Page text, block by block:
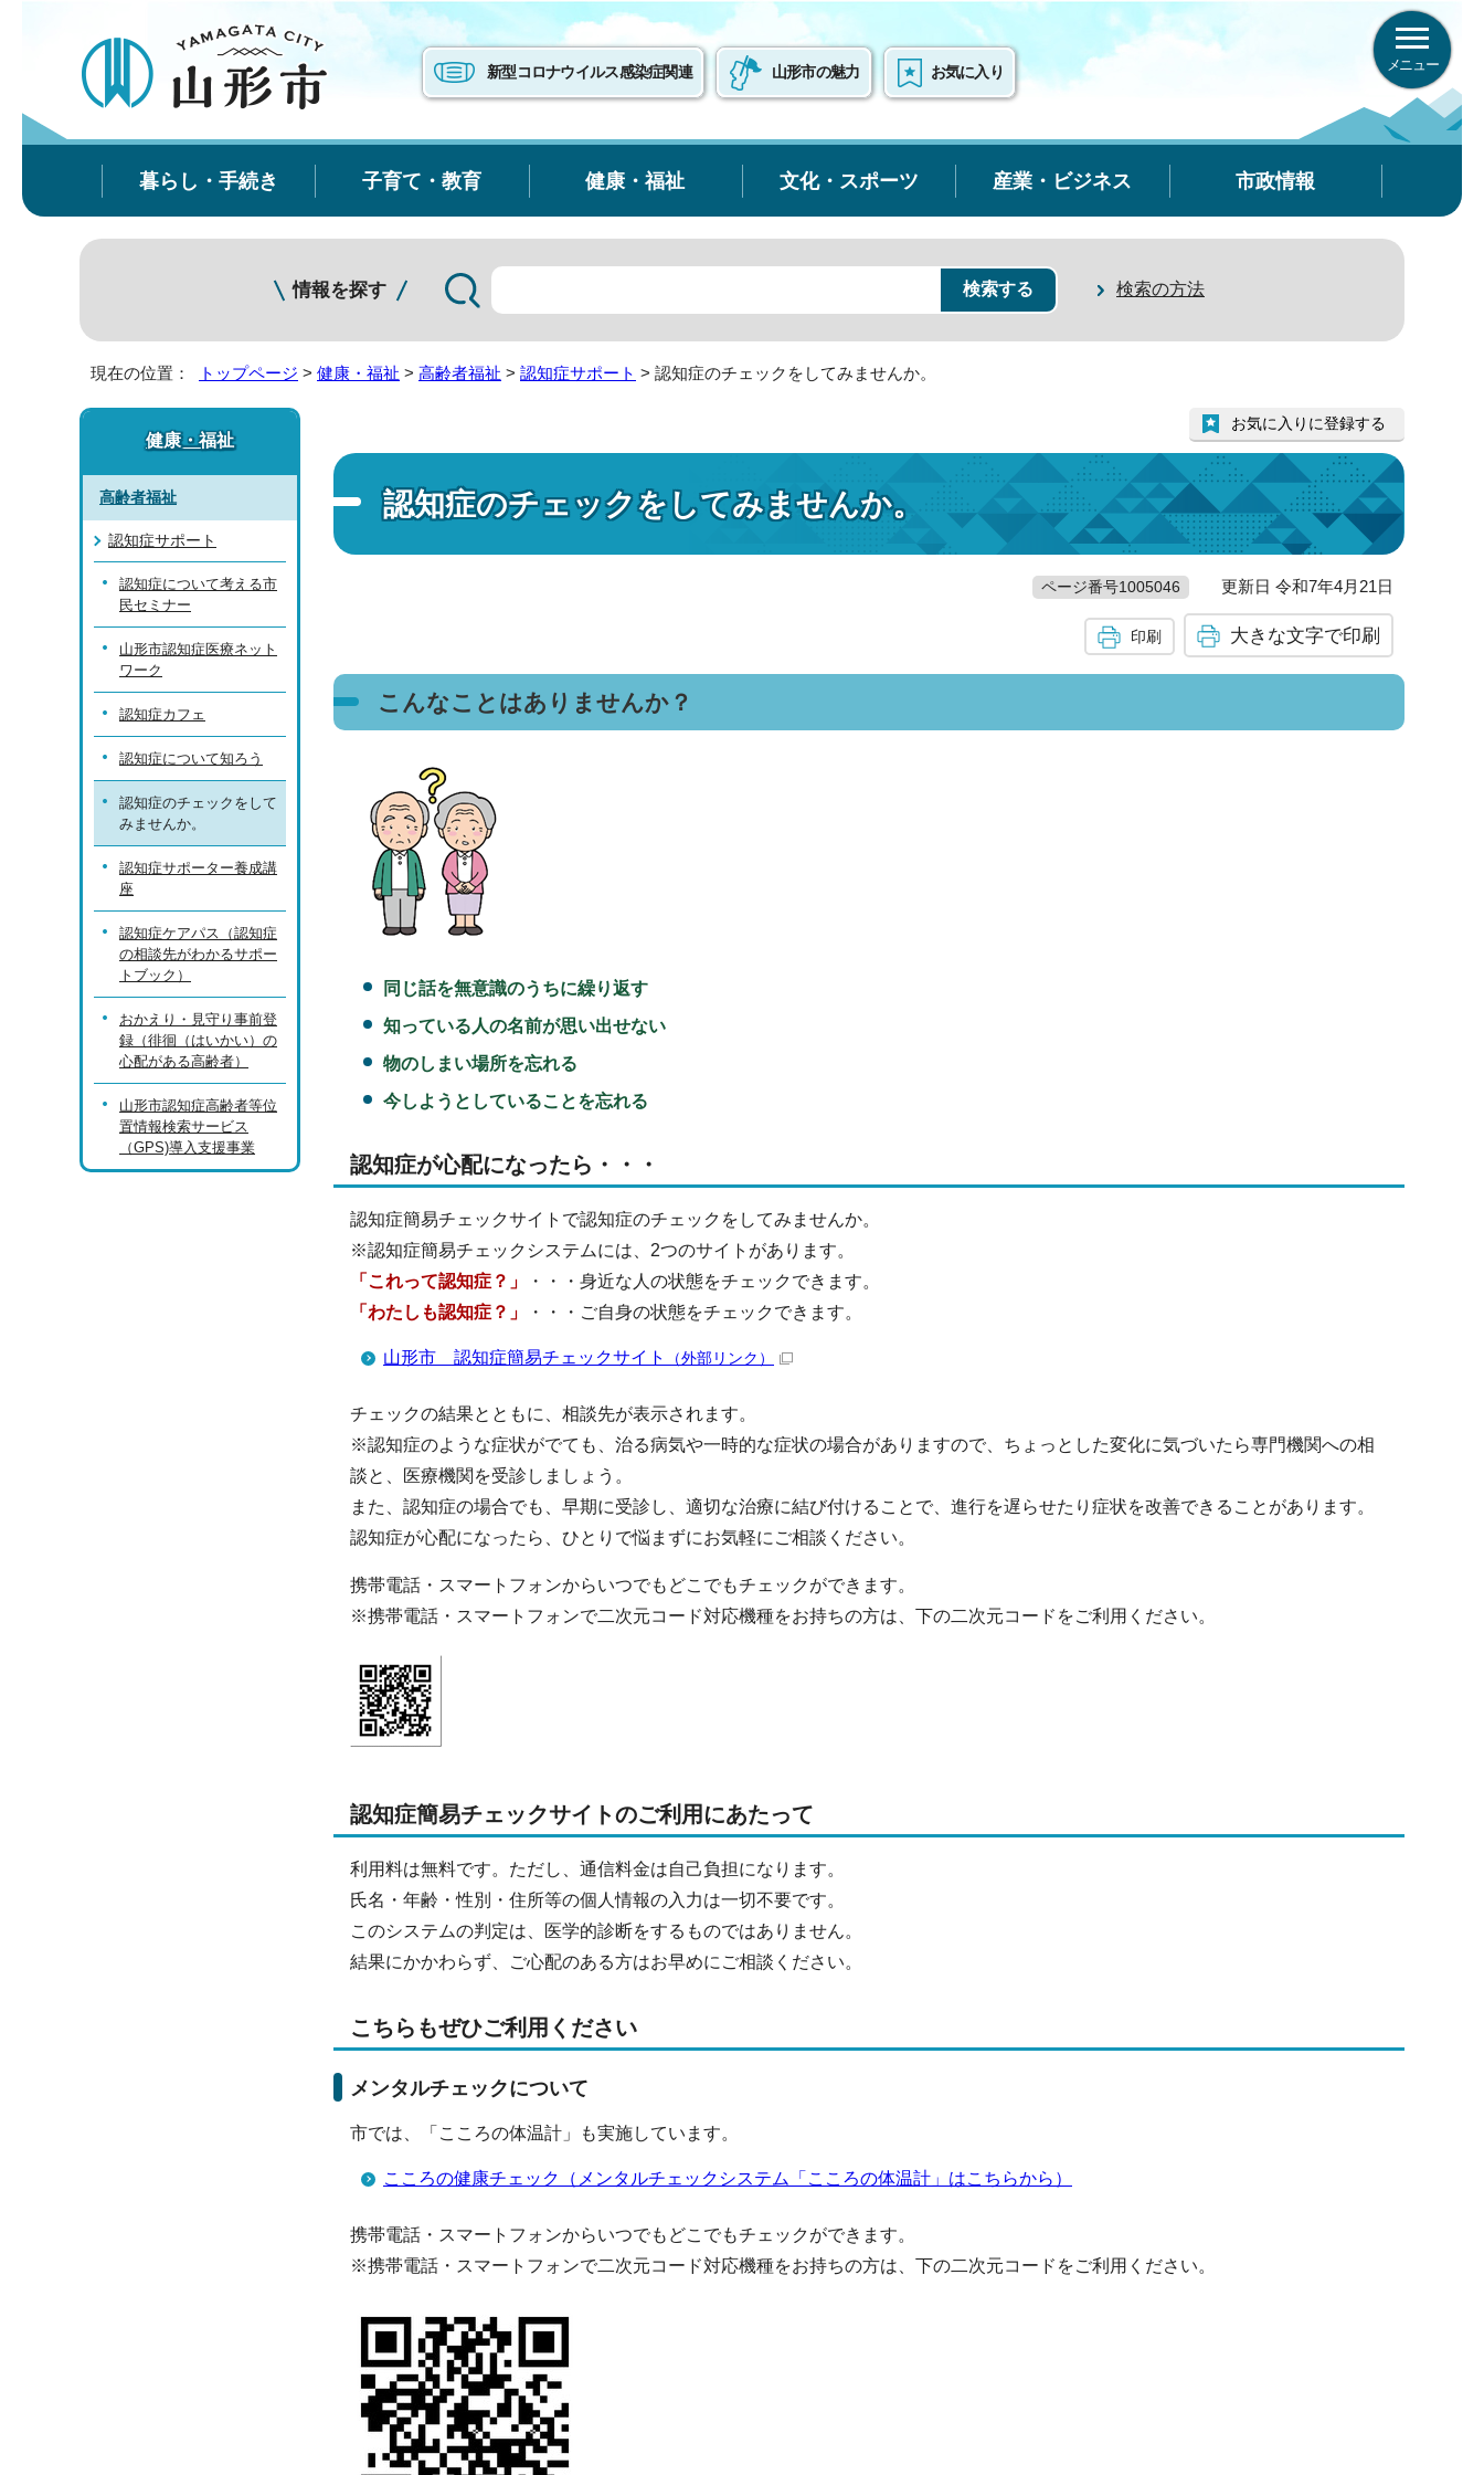
新型コロナウイルス感染症関連 山形市の魅力 お気に入り メニュー
暮らし・手続き 子育て・教育 健康・福祉 文化・スポーツ 産業・ビジネス 市政情報
情報を探す 検索の方法
現在の位置： トップページ > 健康・福祉 > 高齢者福祉 > 認知症サポート > 認知症のチェックをしてみませんか。
認知症のチェックをしてみませんか。
お気に入りに登録する
ページ番号1005046 更新日 令和7年4月21日
印刷 大きな文字で印刷
こんなことはありませんか？
同じ話を無意識のうちに繰り返す
知っている人の名前が思い出せない
物のしまい場所を忘れる
今しようとしていることを忘れる
認知症が心配になったら・・・
認知症簡易チェックサイトで認知症のチェックをしてみませんか。
※認知症簡易チェックシステムには、2つのサイトがあります。
「これって認知症？」
・・・身近な人の状態をチェックできます。
「わたしも認知症？」
・・・ご自身の状態をチェックできます。
山形市 認知症簡易チェックサイト （外部リンク）
チェックの結果とともに、相談先が表示されます。
※認知症のような症状がでても、治る病気や一時的な症状の場合がありますので、ちょっとした変化に気づいたら専門機関への相
談と、医療機関を受診しましょう。
また、認知症の場合でも、早期に受診し、適切な治療に結び付けることで、進行を遅らせたり症状を改善できることがあります。
認知症が心配になったら、ひとりで悩まずにお気軽にご相談ください。
携帯電話・スマートフォンからいつでもどこでもチェックができます。
※携帯電話・スマートフォンで二次元コード対応機種をお持ちの方は、下の二次元コードをご利用ください。
認知症簡易チェックサイトのご利用にあたって
利用料は無料です。ただし、通信料金は自己負担になります。
氏名・年齢・性別・住所等の個人情報の入力は一切不要です。
このシステムの判定は、医学的診断をするものではありません。
結果にかかわらず、ご心配のある方はお早めにご相談ください。
こちらもぜひご利用ください
メンタルチェックについて
市では、「こころの体温計」も実施しています。
こころの健康チェック（メンタルチェックシステム「こころの体温計」はこちらから）
携帯電話・スマートフォンからいつでもどこでもチェックができます。
※携帯電話・スマートフォンで二次元コード対応機種をお持ちの方は、下の二次元コードをご利用ください。
健康・福祉
高齢者福祉
認知症サポート
認知症について考える市
民セミナー
山形市認知症医療ネット
ワーク
認知症カフェ
認知症について知ろう
認知症のチェックをして
みませんか。
認知症サポーター養成講
座
認知症ケアパス（認知症
の相談先がわかるサポー
トブック）
おかえり・見守り事前登
録（徘徊（はいかい）の
心配がある高齢者）
山形市認知症高齢者等位
置情報検索サービス
（GPS)導入支援事業